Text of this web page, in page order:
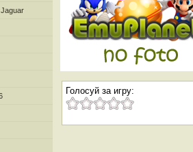
Jaguar
Голосуй за игру: